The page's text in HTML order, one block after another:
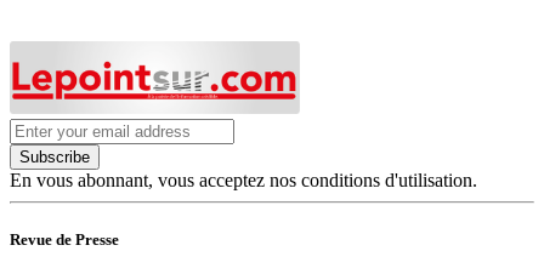
Subscribe
En vous abonnant, vous acceptez nos conditions d'utilisation.
Revue de Presse